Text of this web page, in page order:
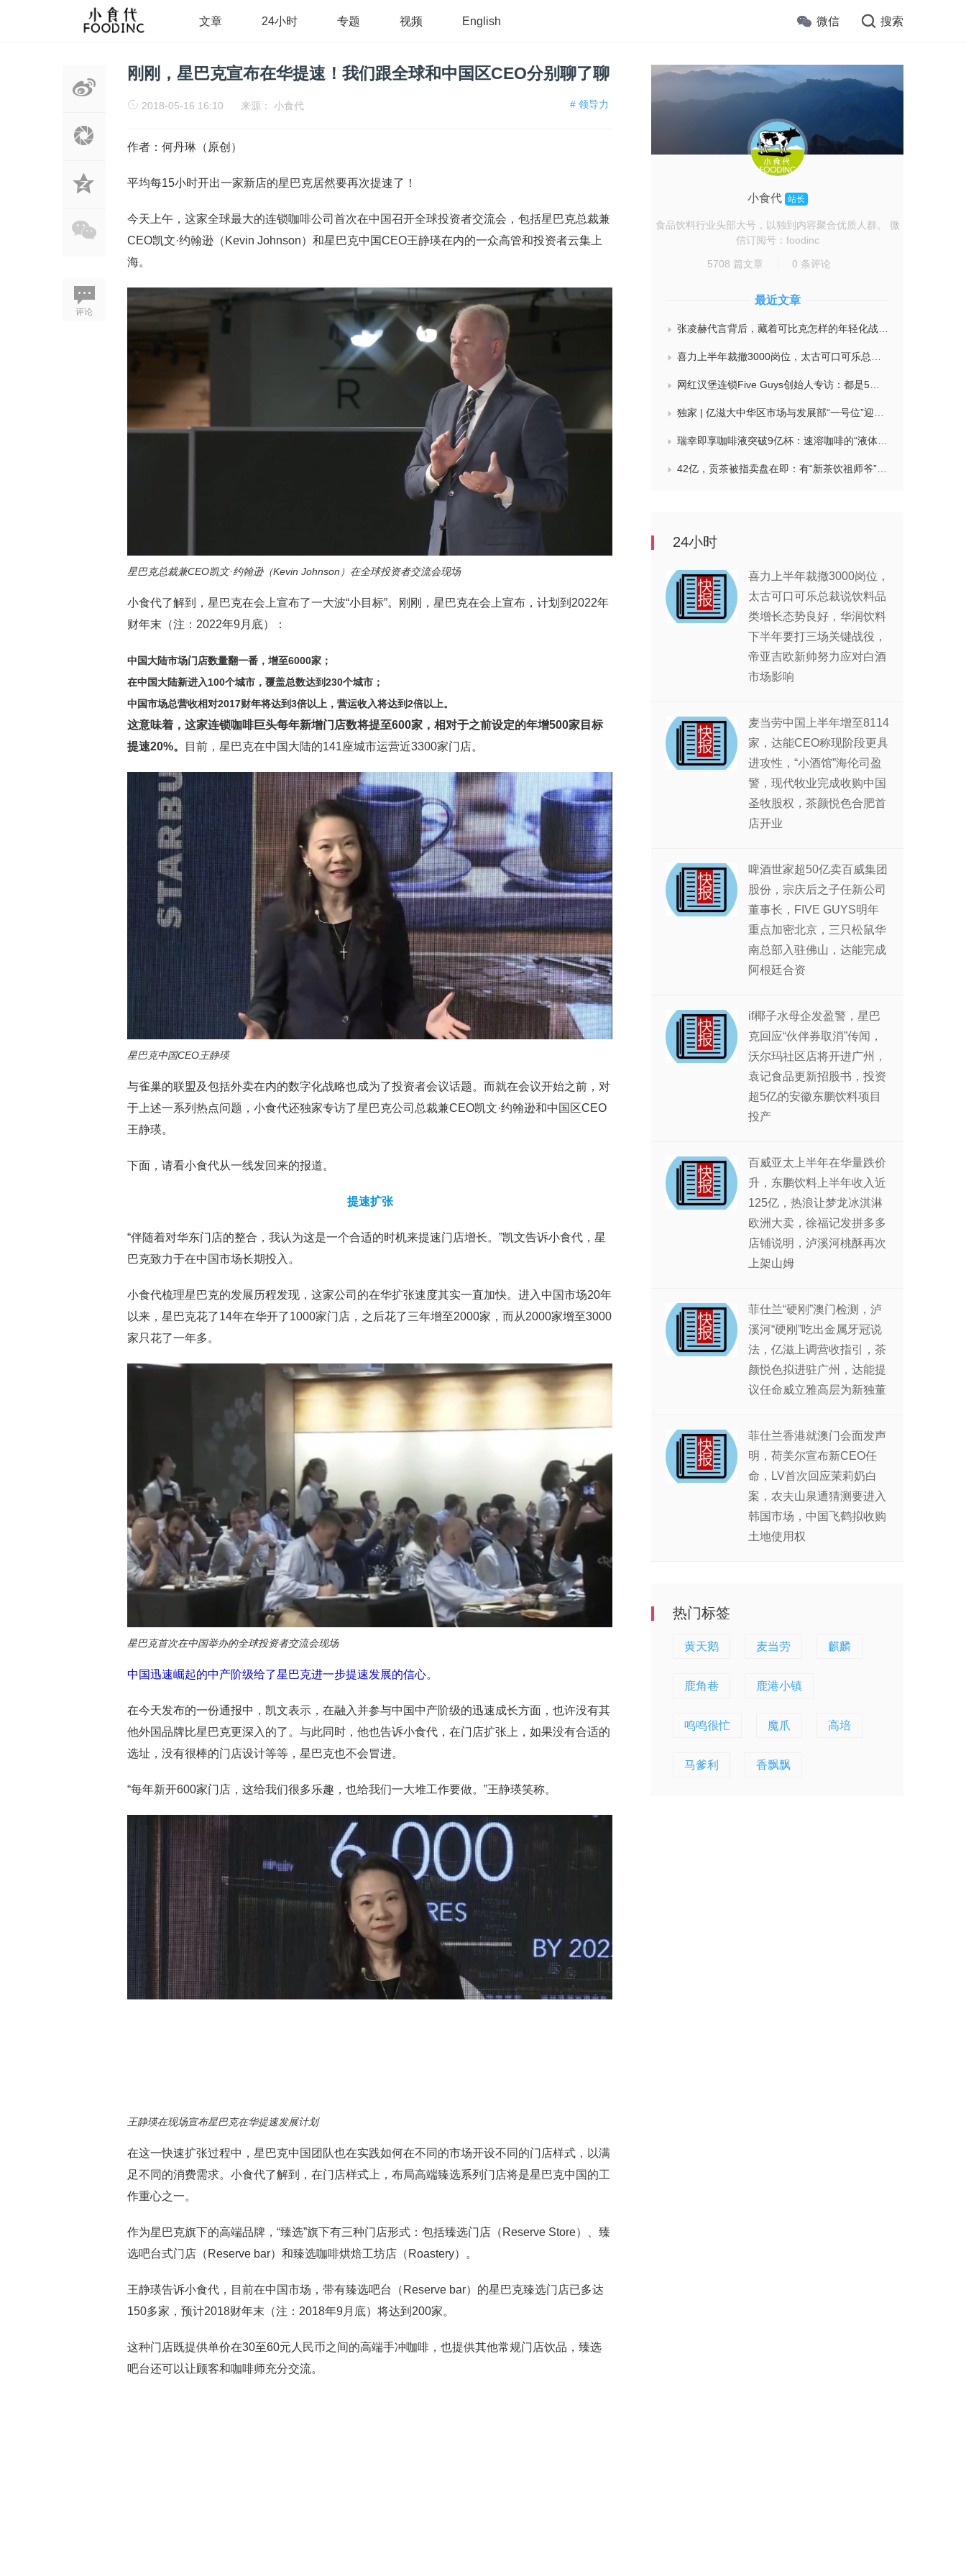
文章 24小时 专题 视频 English 微信 搜索
评论
刚刚，星巴克宣布在华提速！我们跟全球和中国区CEO分别聊了聊
# 领导力
2018-05-16 16:10 来源： 小食代
作者：何丹琳（原创）
平均每15小时开出一家新店的星巴克居然要再次提速了！
今天上午，这家全球最大的连锁咖啡公司首次在中国召开全球投资者交流会，包括星巴克总裁兼
CEO凯文·约翰逊（Kevin Johnson）和星巴克中国CEO王静瑛在内的一众高管和投资者云集上
海。
星巴克总裁兼CEO凯文·约翰逊（Kevin Johnson）在全球投资者交流会现场
小食代了解到，星巴克在会上宣布了一大波“小目标”。刚刚，星巴克在会上宣布，计划到2022年
财年末（注：2022年9月底）：
中国大陆市场门店数量翻一番，增至6000家；
在中国大陆新进入100个城市，覆盖总数达到230个城市；
中国市场总营收相对2017财年将达到3倍以上，营运收入将达到2倍以上。
这意味着，这家连锁咖啡巨头每年新增门店数将提至600家，相对于之前设定的年增500家目标
提速20%。
目前，星巴克在中国大陆的141座城市运营近3300家门店。
星巴克中国CEO王静瑛
与雀巢的联盟及包括外卖在内的数字化战略也成为了投资者会议话题。而就在会议开始之前，对
于上述一系列热点问题，小食代还独家专访了星巴克公司总裁兼CEO凯文·约翰逊和中国区CEO
王静瑛。
下面，请看小食代从一线发回来的报道。
提速扩张
“伴随着对华东门店的整合，我认为这是一个合适的时机来提速门店增长。”凯文告诉小食代，星
巴克致力于在中国市场长期投入。
小食代梳理星巴克的发展历程发现，这家公司的在华扩张速度其实一直加快。进入中国市场20年
以来，星巴克花了14年在华开了1000家门店，之后花了三年增至2000家，而从2000家增至3000
家只花了一年多。
星巴克首次在中国举办的全球投资者交流会现场
中国迅速崛起的中产阶级给了星巴克进一步提速发展的信心。
在今天发布的一份通报中，凯文表示，在融入并参与中国中产阶级的迅速成长方面，也许没有其
他外国品牌比星巴克更深入的了。与此同时，他也告诉小食代，在门店扩张上，如果没有合适的
选址，没有很棒的门店设计等等，星巴克也不会冒进。
“每年新开600家门店，这给我们很多乐趣，也给我们一大堆工作要做。”王静瑛笑称。
王静瑛在现场宣布星巴克在华提速发展计划
在这一快速扩张过程中，星巴克中国团队也在实践如何在不同的市场开设不同的门店样式，以满
足不同的消费需求。小食代了解到，在门店样式上，布局高端臻选系列门店将是星巴克中国的工
作重心之一。
作为星巴克旗下的高端品牌，“臻选”旗下有三种门店形式：包括臻选门店（Reserve Store）、臻
选吧台式门店（Reserve bar）和臻选咖啡烘焙工坊店（Roastery）。
王静瑛告诉小食代，目前在中国市场，带有臻选吧台（Reserve bar）的星巴克臻选门店已多达
150多家，预计2018财年末（注：2018年9月底）将达到200家。
这种门店既提供单价在30至60元人民币之间的高端手冲咖啡，也提供其他常规门店饮品，臻选
吧台还可以让顾客和咖啡师充分交流。
小食代 站长
食品饮料行业头部大号，以独到内容聚合优质人群。 微
信订阅号：foodinc
5708 篇文章 0 条评论
最近文章
张凌赫代言背后，藏着可比克怎样的年轻化战略？
喜力上半年裁撤3000岗位，太古可口可乐总裁说饮料品类增长态势良好，华润饮料下半年要打三场关键战役，帝亚吉欧新帅努力应对白酒市场影响
网红汉堡连锁Five Guys创始人专访：都是5个儿子和妻子在打理，绝不会与麦当劳正面竞争，要公司上市或卖盘的建议不时出现
独家 | 亿滋大中华区市场与发展部“一号位”迎来新变动，曲向明将卸任
瑞幸即享咖啡液突破9亿杯：速溶咖啡的“液体时代”是如何炼成的？
42亿，贡茶被指卖盘在即：有“新茶饮祖师爷”之称，贝恩资本拟接手
24小时
喜力上半年裁撤3000岗位，
太古可口可乐总裁说饮料品
类增长态势良好，华润饮料
下半年要打三场关键战役，
帝亚吉欧新帅努力应对白酒
市场影响
麦当劳中国上半年增至8114
家，达能CEO称现阶段更具
进攻性，“小酒馆”海伦司盈
警，现代牧业完成收购中国
圣牧股权，茶颜悦色合肥首
店开业
啤酒世家超50亿卖百威集团
股份，宗庆后之子任新公司
董事长，FIVE GUYS明年
重点加密北京，三只松鼠华
南总部入驻佛山，达能完成
阿根廷合资
if椰子水母企发盈警，星巴
克回应“伙伴券取消”传闻，
沃尔玛社区店将开进广州，
袁记食品更新招股书，投资
超5亿的安徽东鹏饮料项目
投产
百威亚太上半年在华量跌价
升，东鹏饮料上半年收入近
125亿，热浪让梦龙冰淇淋
欧洲大卖，徐福记发拼多多
店铺说明，泸溪河桃酥再次
上架山姆
菲仕兰“硬刚”澳门检测，泸
溪河“硬刚”吃出金属牙冠说
法，亿滋上调营收指引，茶
颜悦色拟进驻广州，达能提
议任命威立雅高层为新独董
菲仕兰香港就澳门会面发声
明，荷美尔宣布新CEO任
命，LV首次回应茉莉奶白
案，农夫山泉遭猜测要进入
韩国市场，中国飞鹤拟收购
土地使用权
热门标签
黄天鹅 麦当劳 麒麟
鹿角巷 鹿港小镇
鸣鸣很忙 魔爪 高培
马爹利 香飘飘